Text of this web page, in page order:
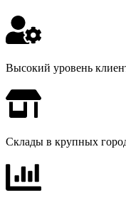
Высокий уровень
Склады в крупных